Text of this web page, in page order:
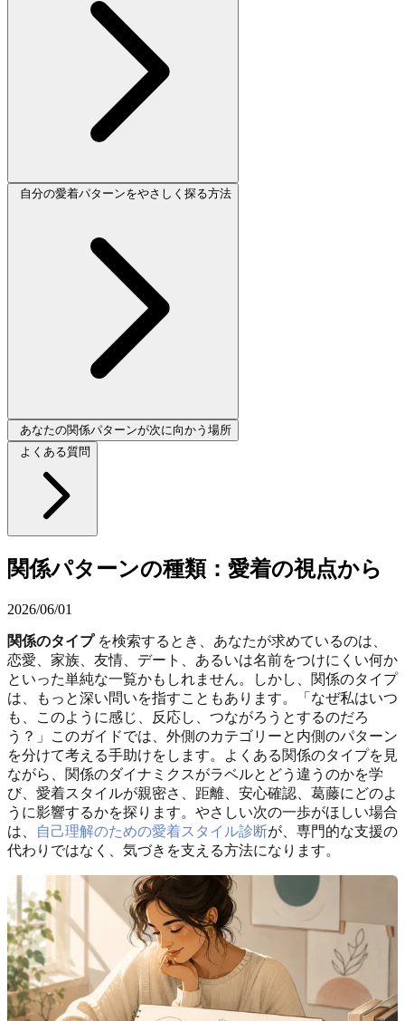
自分の愛着パターンをやさしく探る方法
あなたの関係パターンが次に向かう場所
よくある質問
関係パターンの種類：愛着の視点から
2026/06/01
関係のタイプを検索するとき、あなたが求めているのは、
恋愛、家族、友情、デート、あるいは名前をつけにくい何か
といった単純な一覧かもしれません。しかし、関係のタイプ
は、もっと深い問いを指すこともあります。「なぜ私はいつ
も、このように感じ、反応し、つながろうとするのだろ
う？」このガイドでは、外側のカテゴリーと内側のパターン
を分けて考える手助けをします。よくある関係のタイプを見
ながら、関係のダイナミクスがラベルとどう違うのかを学
び、愛着スタイルが親密さ、距離、安心確認、葛藤にどのよ
うに影響するかを探ります。やさしい次の一歩がほしい場合
は、
自己理解のための愛着スタイル診断が、専門的な支援の
代わりではなく、気づきを支える方法になります。